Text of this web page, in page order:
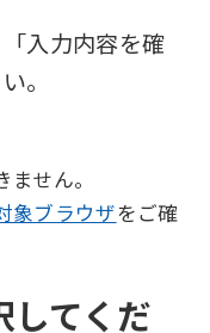
入力内容を確
。
せん。
象ブラウザをご確
してくだ